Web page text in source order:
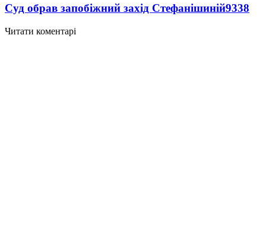
Суд обрав запобіжний захід Стефанішиній9338
Читати коментарі